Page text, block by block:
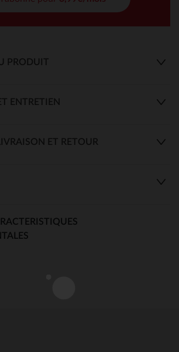
PRODUIT
ENTRETIEN
ET RETOUR